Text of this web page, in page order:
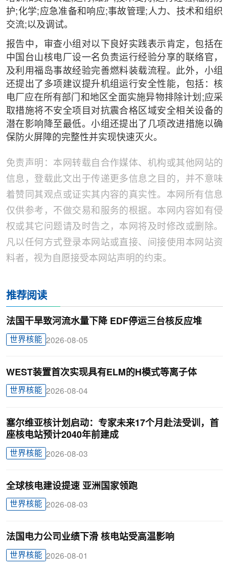
护;化学;应急准备和响应;事故管理;人力、技术和组织
交流;以及调试。
报告中，审查小组对以下良好实践表示肯定，包括在
中国台山核电厂设一名负责运行经验分享的联络官，
及利用福岛事故经验完善燃料装载流程。此外，小组
还提出了多项建议提升机组运行安全性能，包括：核
电厂应在所有部门和地区全面实施异物排除计划;应采
取措施将不安全项目对抗震合格区域安全相关设备的
潜在影响降至最低。小组还提出了几项改进措施以确
保防火屏障的完整性并实现快速灭火。
免责声明：本网转载自合作媒体、机构或其他网站的
信息，登载此文出于传递更多信息之目的，并不意味
着赞同其观点或证实其内容的真实性。本网所有信息
仅供参考，不做交易和服务的根据。本网内容如有侵
权或其它问题请及时告之，本网将及时修改或删除。
凡以任何方式登录本网站或直接、间接使用本网站资
料者，视为自愿接受本网站声明的约束。
推荐阅读
法国干旱致河流水量下降 EDF停运三台核反应堆
世界核能 2026-08-05
WEST装置首次实现具有ELM的H模式等离子体
世界核能 2026-08-04
塞尔维亚核计划启动：专家未来17个月赴法受训，首
座核电站预计2040年前建成
世界核能 2026-08-03
全球核电建设提速 亚洲国家领跑
世界核能 2026-08-03
法国电力公司业绩下滑 核电站受高温影响
世界核能 2026-08-01